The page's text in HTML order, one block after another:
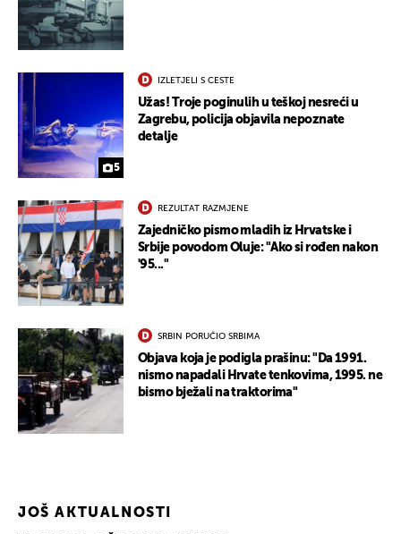
5
IZLETJELI S CESTE
Užas! Troje poginulih u teškoj nesreći u
Zagrebu, policija objavila nepoznate
detalje
REZULTAT RAZMJENE
Zajedničko pismo mladih iz Hrvatske i
Srbije povodom Oluje: "Ako si rođen nakon
'95..."
SRBIN PORUČIO SRBIMA
Objava koja je podigla prašinu: "Da 1991.
nismo napadali Hrvate tenkovima, 1995. ne
bismo bježali na traktorima"
JOŠ AKTUALNOSTI